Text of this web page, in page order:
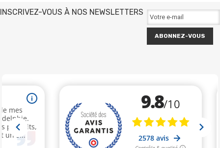
INSCRIVEZ-VOUS À NOS NEWSLETTERS
ABONNEZ-VOUS